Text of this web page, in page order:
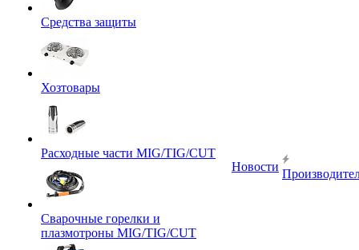
Средства защиты
Хозтовары
Расходные части MIG/TIG/CUT
Сварочные горелки и
плазмотроны MIG/TIG/CUT
Новости